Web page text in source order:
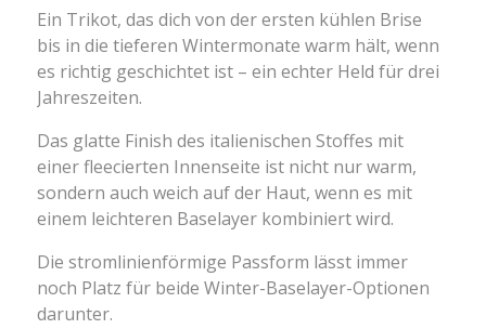
Ein Trikot, das dich von der ersten kühlen Brise
bis in die tieferen Wintermonate warm hält, wenn
es richtig geschichtet ist – ein echter Held für drei
Jahreszeiten.
Das glatte Finish des italienischen Stoffes mit
einer fleecierten Innenseite ist nicht nur warm,
sondern auch weich auf der Haut, wenn es mit
einem leichteren Baselayer kombiniert wird.
Die stromlinienförmige Passform lässt immer
noch Platz für beide Winter-Baselayer-Optionen
darunter.